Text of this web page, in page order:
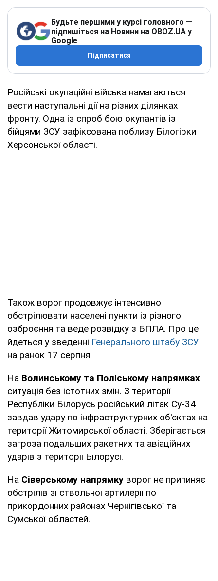
Будьте першими у курсі головного —
підпишіться на Новини на OBOZ.UA у
Google
Підписатися
Російські окупаційні війська намагаються
вести наступальні дії на різних ділянках
фронту. Одна із спроб бою окупантів із
бійцями ЗСУ зафіксована поблизу Білогірки
Херсонської області.
Також ворог продовжує інтенсивно
обстрілювати населені пункти із різного
озброєння та веде розвідку з БПЛА. Про це
йдеться у зведенні Генерального штабу ЗСУ
на ранок 17 серпня.
На Волинському та Поліському напрямках
ситуація без істотних змін. З території
Республіки Білорусь російський літак Су-34
завдав удару по інфраструктурних об'єктах на
території Житомирської області. Зберігається
загроза подальших ракетних та авіаційних
ударів з території Білорусі.
На Сіверському напрямку ворог не припиняє
обстрілів зі ствольної артилерії по
прикордонних районах Чернігівської та
Сумської областей.